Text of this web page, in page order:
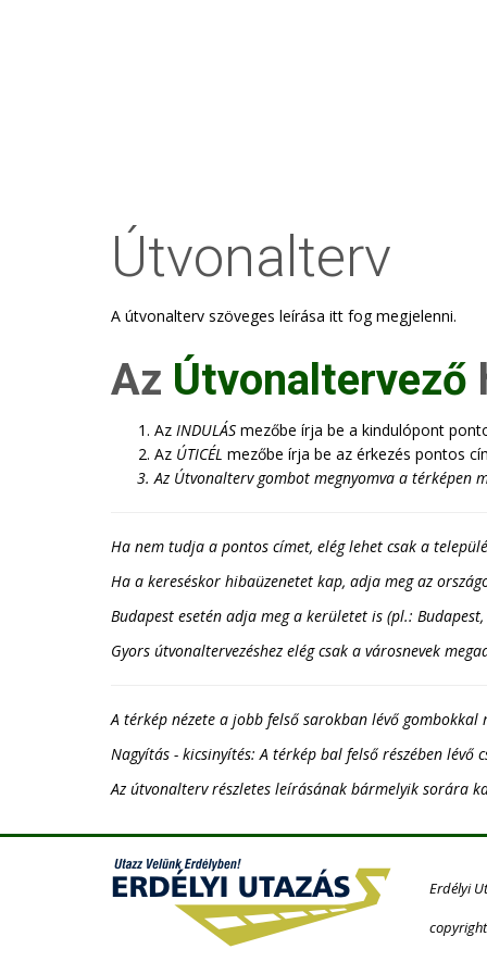
Útvonalterv
A útvonalterv szöveges leírása itt fog megjelenni.
Az Útvonaltervező
Az INDULÁS mezőbe írja be a kindulópont
Az ÚTICÉL mezőbe írja be az érkezés pontos
Az Útvonaltervgombot megnyomva a térképen
Ha nem tudja a pontos címet, elég lehet csak a
Ha a kereséskor hibaüzenetet kap, adja meg az
Budapest esetén adja meg a kerületet is (pl.:
Gyors útvonaltervezéshez elég csak a városnevek
A térkép nézete a jobb felső sarokban lévő
Nagyítás - kicsinyítés: A térkép bal felső részében
Az útvonalterv részletes leírásának bármelyik sorára
Erdélyi